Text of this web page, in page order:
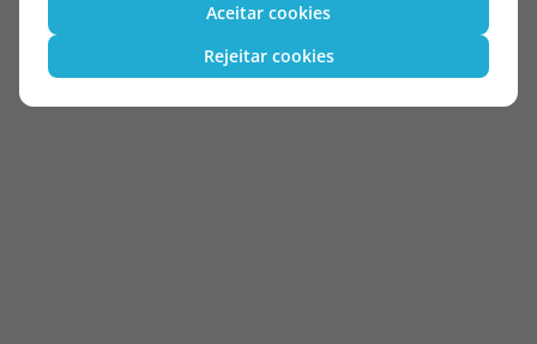
Aceitar cookies
Rejeitar cookies